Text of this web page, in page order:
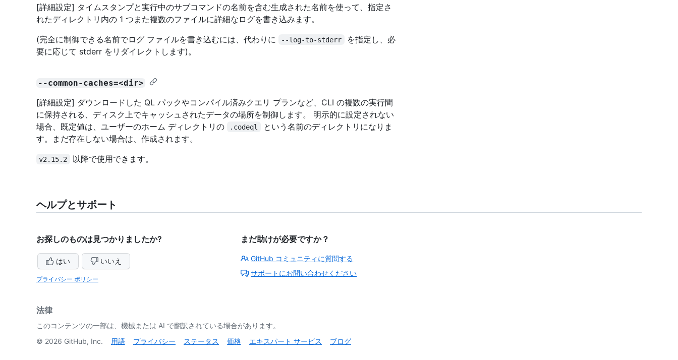
[詳細設定] タイムスタンプと実行中のサブコマンドの名前を含む生成された名前を使って、指定さ
れたディレクトリ内の 1 つまた複数のファイルに詳細なログを書き込みます。
(完全に制御できる名前でログ ファイルを書き込むには、代わりに
--log-to-stderr
を指定し、必
要に応じて stderr をリダイレクトします)。
--common-caches=<dir>
[詳細設定] ダウンロードした QL パックやコンパイル済みクエリ プランなど、CLI の複数の実行間
に保持される、ディスク上でキャッシュされたデータの場所を制御します。 明示的に設定されない
場合、既定値は、ユーザーのホーム ディレクトリの
.codeql
という名前のディレクトリになりま
す。まだ存在しない場合は、作成されます。
v2.15.2 以降で使用できます。
ヘルプとサポート
お探しのものは見つかりましたか?
はい いいえ
プライバシー ポリシー
まだ助けが必要ですか？
GitHub コミュニティに質問する
サポートにお問い合わせください
法律
このコンテンツの一部は、機械または AI で翻訳されている場合があります。
© 2026 GitHub, Inc. 用語 プライバシー ステータス 価格 エキスパート サービス ブログ